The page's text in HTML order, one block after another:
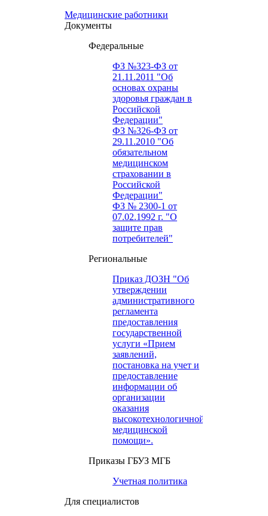
Медицинские работники
Документы
Федеральные
ФЗ №323-ФЗ от
21.11.2011 "Об
основах охраны
здоровья граждан в
Российской
Федерации"
ФЗ №326-ФЗ от
29.11.2010 "Об
обязательном
медицинском
страховании в
Российской
Федерации"
ФЗ № 2300-1 от
07.02.1992 г. "О
защите прав
потребителей"
Региональные
Приказ ДОЗН "Об
утверждении
административного
регламента
предоставления
государственной
услуги «Прием
заявлений,
постановка на учет и
предоставление
информации об
организации
оказания
высокотехнологичной
медицинской
помощи».
Приказы ГБУЗ МГБ
Учетная политика
Для специалистов